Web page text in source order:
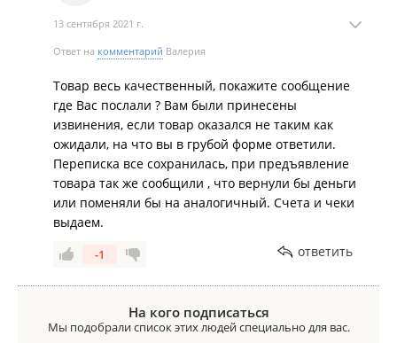
рекомендую, проверяйте весь товар на месте и да,
чек нам никто не предоставил.
13 сентября 2021 г.
Ответ на комментарий Валерия
Товар весь качественный, покажите сообщение
где Вас послали ? Вам были принесены
извинения, если товар оказался не таким как
ожидали, на что вы в грубой форме ответили.
Переписка все сохранилась, при предъявление
товара так же сообщили , что вернули бы деньги
или поменяли бы на аналогичный. Счета и чеки
выдаем.
-1 ответить
На кого подписаться
Мы подобрали список этих людей специально для вас.